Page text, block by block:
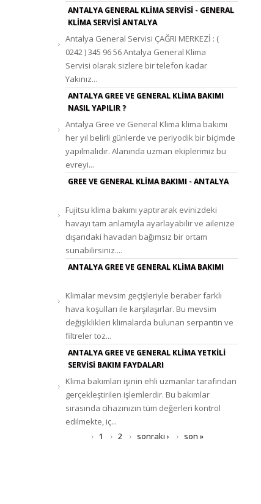
ANTALYA GENERAL KLIMA SERVISI - GENERAL
KLIMA SERVISI ANTALYA
Antalya General Servisi ÇAĞRI MERKEZİ : (
0242 ) 345 96 56 Antalya General Klima
Servisi olarak sizlere bir telefon kadar
Yakınız...
ANTALYA GREE VE GENERAL KLIMA BAKIMI
NASIL YAPILIR ?
Antalya Gree ve General Klima klima bakımı
her yıl belirli günlerde ve periyodik bir biçimde
yapılmalıdır. Alanında uzman ekiplerimiz bu
evreyi...
GREE VE GENERAL KLIMA BAKIMI - ANTALYA
Fujitsu klima bakımı yaptırarak evinizdeki
havayı tam anlamıyla ayarlayabilir ve ailenize
dışarıdaki havadan bağımsız bir ortam
sunabilirsiniz....
ANTALYA GREE VE GENERAL KLIMA BAKIMI
Klimalar mevsim geçişleriyle beraber farklı
hava koşulları ile karşılaşırlar. Bu mevsim
değişiklikleri klimalarda bulunan serpantin ve
filtreler toz...
ANTALYA GREE VE GENERAL KLIMA YETKILI
SERVISI BAKIM FAYDALARI
Klima bakımları işinin ehli uzmanlar tarafından
gerçekleştirilen işlemlerdir. Bu bakımlar
sırasında cihazınızın tüm değerleri kontrol
edilmekte, iç...
Sayfalar 1 2 sonraki › son »